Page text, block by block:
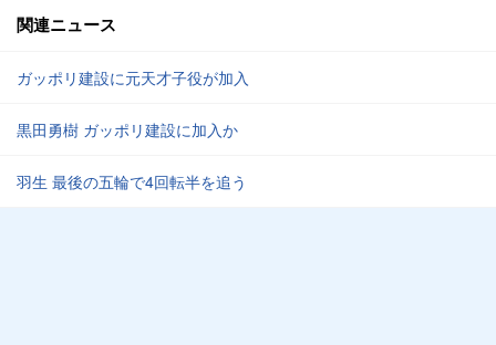
関連ニュース
ガッポリ建設に元天才子役が加入
黒田勇樹 ガッポリ建設に加入か
羽生 最後の五輪で4回転半を追う